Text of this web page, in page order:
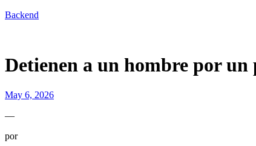
Backend
Detienen a un hombre por
May 6, 2026
—
por